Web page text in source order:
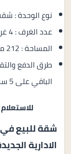
نوع الوحدة :
عدد الغرف : 4 غرف نوم.
المساحة : 212 متر مربع.
الباقي على 5 سنين فقط.
شقة للبيع
الادارية